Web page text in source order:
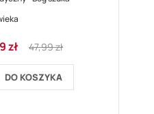
zł
Regular
Price
47,99 zł
DO KOSZYKA